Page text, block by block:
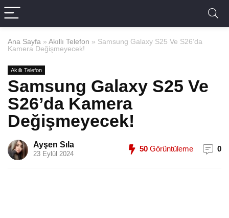
Ana Sayfa » Akıllı Telefon » Samsung Galaxy S25 Ve S26’da
Kamera Değişmeyecek!
Akıllı Telefon
Samsung Galaxy S25 Ve
S26’da Kamera
Değişmeyecek!
Ayşen Sıla
23 Eylül 2024
50 Görüntüleme 0